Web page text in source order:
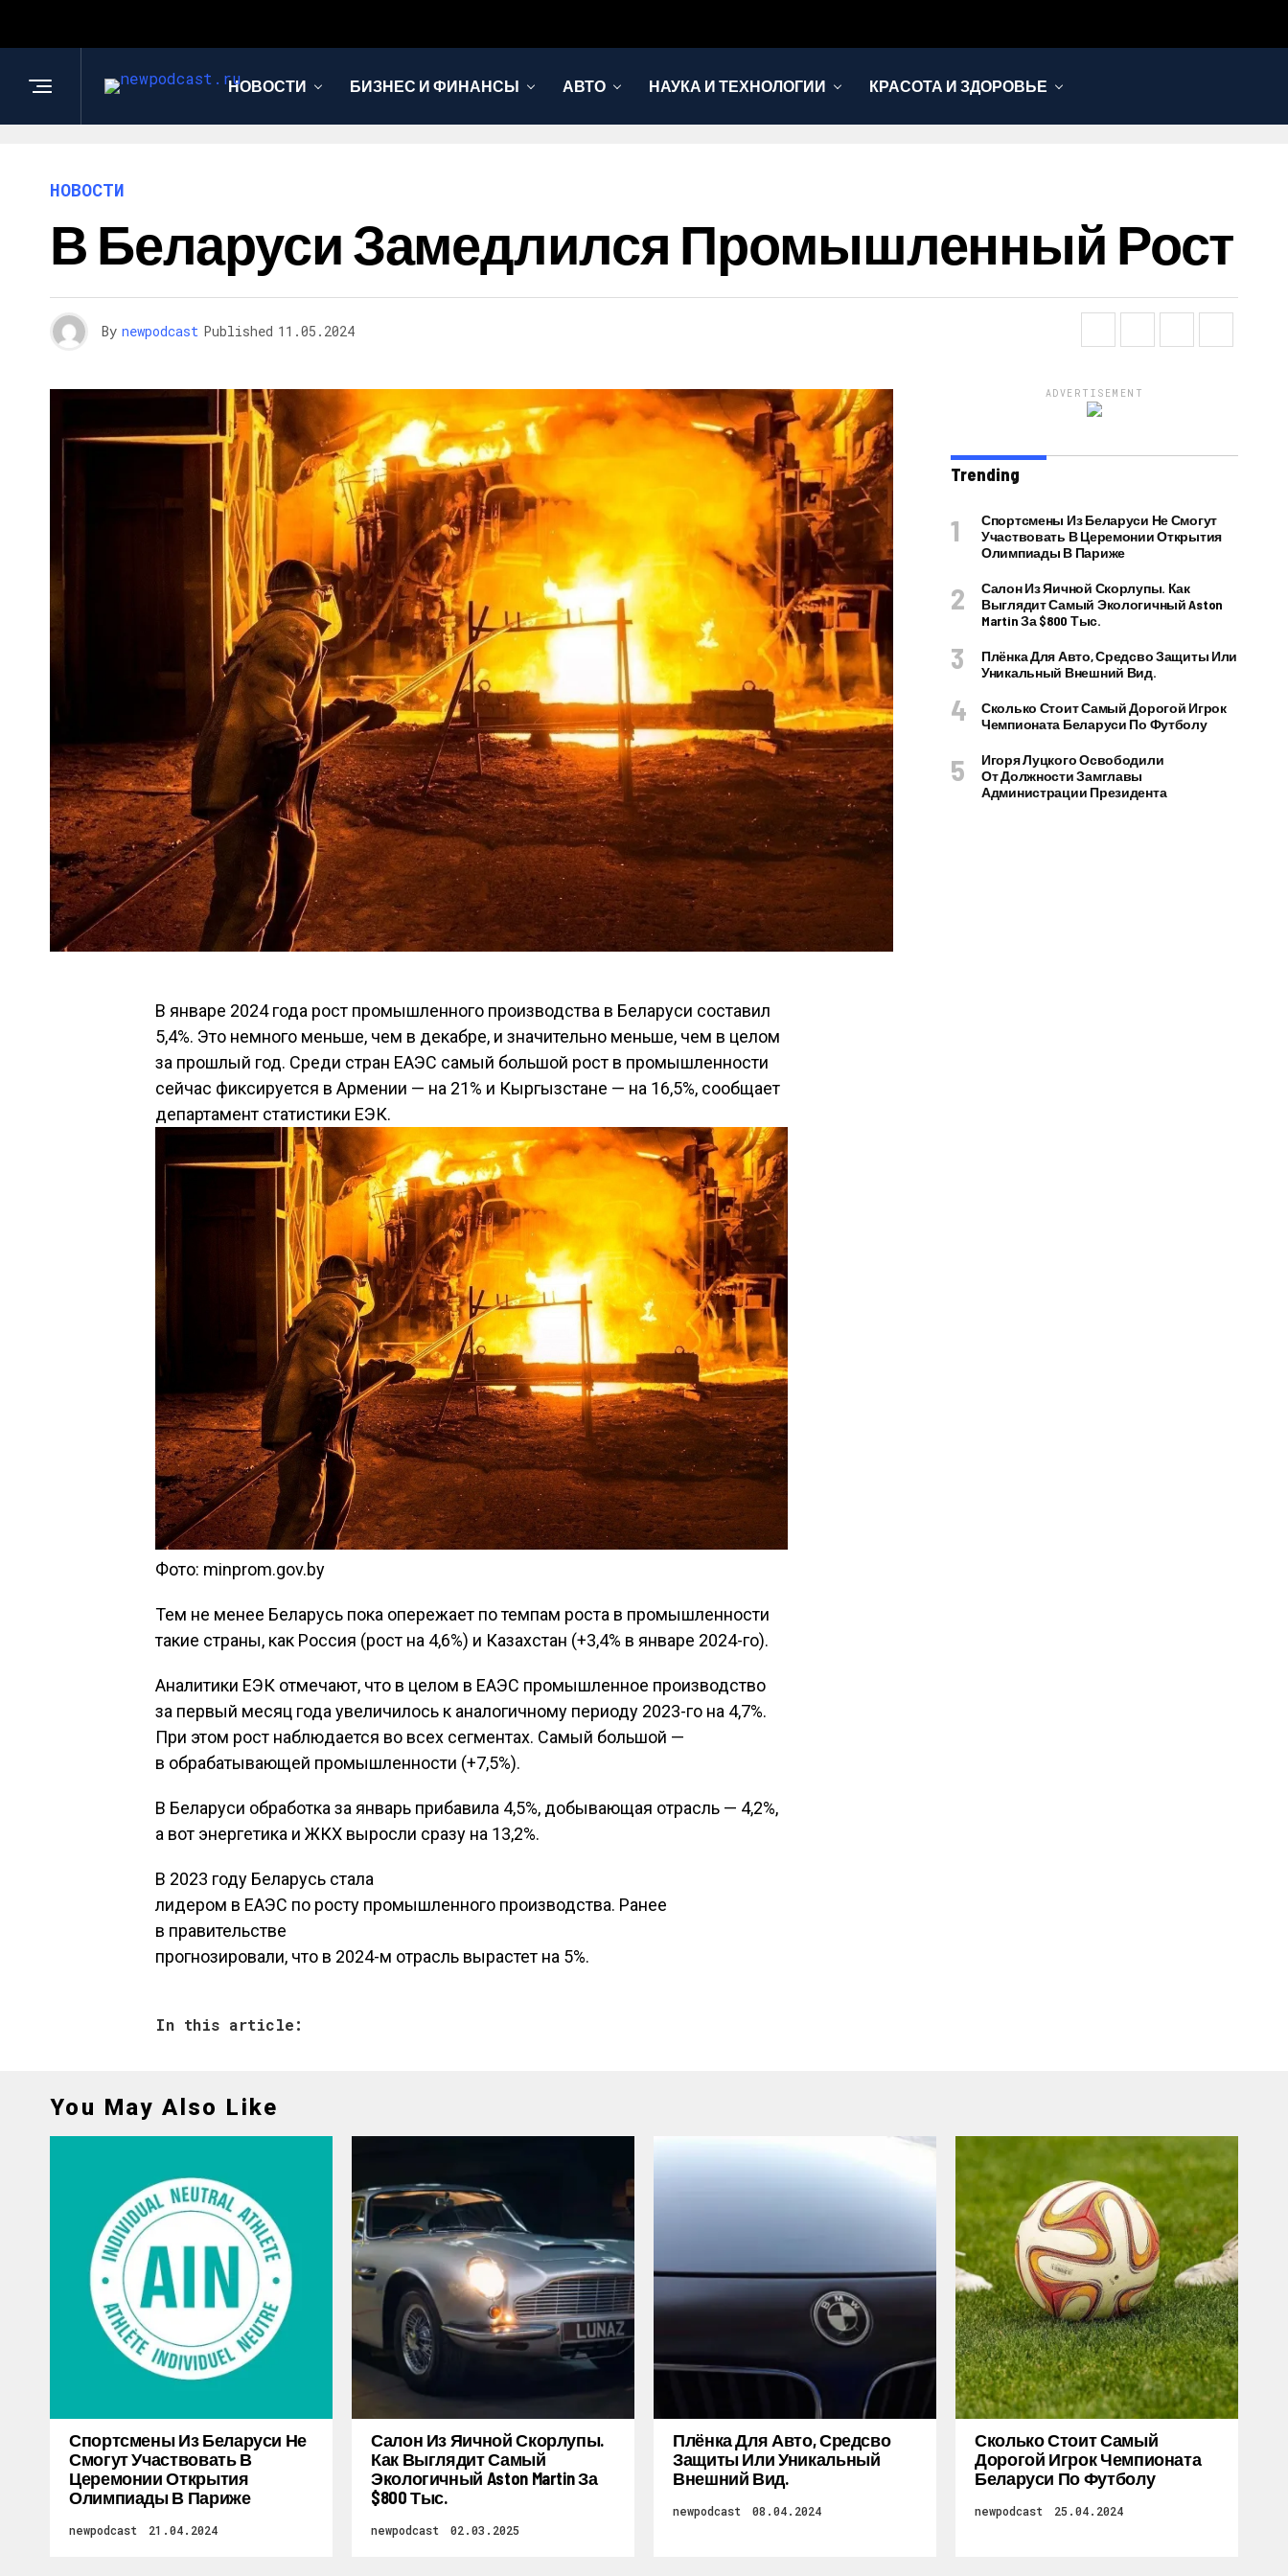
НОВОСТИ БИЗНЕС И ФИНАНСЫ АВТО НАУКА И ТЕХНОЛОГИИ КРАСОТА И ЗДОРОВЬЕ
НОВОСТИ
В Беларуси Замедлился Промышленный Рост
By newpodcast Published 11.05.2024
В январе 2024 года рост промышленного производства в Беларуси составил
5,4%. Это немного меньше, чем в декабре, и значительно меньше, чем в целом
за прошлый год. Среди стран ЕАЭС самый большой рост в промышленности
сейчас фиксируется в Армении — на 21% и Кыргызстане — на 16,5%, сообщает
департамент статистики ЕЭК.
Фото: minprom.gov.by
Тем не менее Беларусь пока опережает по темпам роста в промышленности
такие страны, как Россия (рост на 4,6%) и Казахстан (+3,4% в январе 2024-го).
Аналитики ЕЭК отмечают, что в целом в ЕАЭС промышленное производство
за первый месяц года увеличилось к аналогичному периоду 2023-го на 4,7%.
При этом рост наблюдается во всех сегментах. Самый большой —
в обрабатывающей промышленности (+7,5%).
В Беларуси обработка за январь прибавила 4,5%, добывающая отрасль — 4,2%,
а вот энергетика и ЖКХ выросли сразу на 13,2%.
В 2023 году Беларусь стала
лидером в ЕАЭС по росту промышленного производства. Ранее
в правительстве
прогнозировали, что в 2024-м отрасль вырастет на 5%.
In this article:
ADVERTISEMENT
Trending
Спортсмены Из Беларуси Не Смогут
Участвовать В Церемонии Открытия
Олимпиады В Париже
Салон Из Яичной Скорлупы. Как
Выглядит Самый Экологичный Aston
Martin За $800 Тыс.
Плёнка Для Авто, Средсво Защиты Или
Уникальный Внешний Вид.
Сколько Стоит Самый Дорогой Игрок
Чемпионата Беларуси По Футболу
Игоря Луцкого Освободили
От Должности Замглавы
Администрации Президента
You May Also Like
Спортсмены Из Беларуси Не
Смогут Участвовать В
Церемонии Открытия
Олимпиады В Париже
newpodcast 21.04.2024
Салон Из Яичной Скорлупы.
Как Выглядит Самый
Экологичный Aston Martin За
$800 Тыс.
newpodcast 02.03.2025
Плёнка Для Авто, Средсво
Защиты Или Уникальный
Внешний Вид.
newpodcast 08.04.2024
Сколько Стоит Самый
Дорогой Игрок Чемпионата
Беларуси По Футболу
newpodcast 25.04.2024